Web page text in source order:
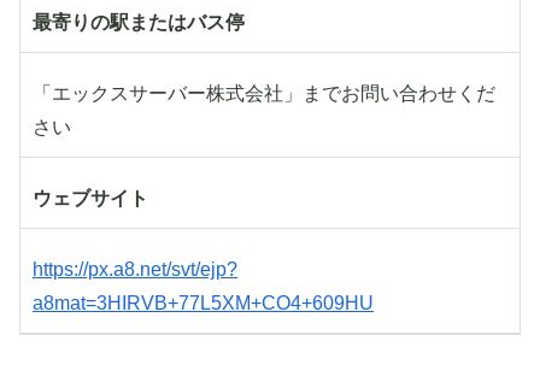
最寄りの駅またはバス停
「エックスサーバー株式会社」までお問い合わせくだ
さい
ウェブサイト
https://px.a8.net/svt/ejp?
a8mat=3HIRVB+77L5XM+CO4+609HU